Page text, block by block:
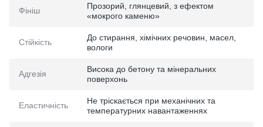
Фініш
Прозорий, глянцевий, з ефектом
«мокрого каменю»
Стійкість
До стирання, хімічних речовин, масел,
вологи
Адгезія
Висока до бетону та мінеральних
поверхонь
Еластичність
Не тріскається при механічних та
температурних навантаженнях